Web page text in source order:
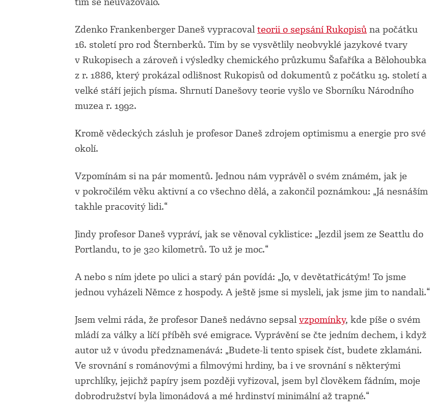
Zdenko Frankenberger Daneš vypracoval teorii o sepsání Rukopisů na počátku
16. století pro rod Šternberků. Tím by se vysvětlily neobvyklé jazykové tvary
v Rukopisech a zároveň i výsledky chemického průzkumu Šafaříka a Bělohoubka
z r. 1886, který prokázal odlišnost Rukopisů od dokumentů z počátku 19. století a
velké stáří jejich písma. Shrnutí Danešovy teorie vyšlo ve Sborníku Národního
muzea r. 1992.
Kromě vědeckých zásluh je profesor Daneš zdrojem optimismu a energie pro své
okolí.
Vzpomínám si na pár momentů. Jednou nám vyprávěl o svém známém, jak je
v pokročilém věku aktivní a co všechno dělá, a zakončil poznámkou: „Já nesnáším
takhle pracovitý lidi.“
Jindy profesor Daneš vypráví, jak se věnoval cyklistice: „Jezdil jsem ze Seattlu do
Portlandu, to je 320 kilometrů. To už je moc.“
A nebo s ním jdete po ulici a starý pán povídá: „Jo, v devětatřicátým! To jsme
jednou vyházeli Němce z hospody. A ještě jsme si mysleli, jak jsme jim to nandali.“
Jsem velmi ráda, že profesor Daneš nedávno sepsal vzpomínky, kde píše o svém
mládí za války a líčí příběh své emigrace. Vyprávění se čte jedním dechem, i když
autor už v úvodu předznamenává: „Budete-li tento spisek číst, budete zklamáni.
Ve srovnání s románovými a filmovými hrdiny, ba i ve srovnání s některými
uprchlíky, jejichž papíry jsem později vyřizoval, jsem byl člověkem fádním, moje
dobrodružství byla limonádová a mé hrdinství minimální až trapné.“